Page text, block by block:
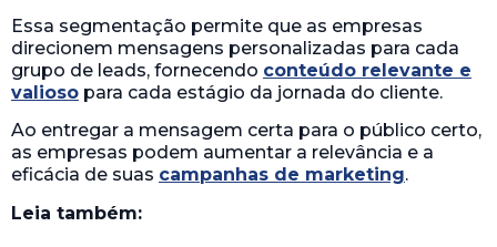
Essa segmentação permite que as empresas
direcionem mensagens personalizadas para cada
grupo de leads, fornecendo conteúdo relevante e
valioso para cada estágio da jornada do cliente.
Ao entregar a mensagem certa para o público certo,
as empresas podem aumentar a relevância e a
eficácia de suas campanhas de marketing.
Leia também: